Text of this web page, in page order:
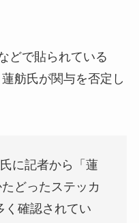
どで貼られている
舫氏が関与を否定し
に記者から「蓮
どったステッカ
く確認されてい